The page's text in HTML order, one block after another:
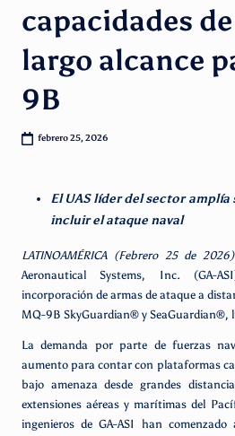
capacidades
largo alcance
9B
febrero 25, 2026
El UAS líder del sector
incluir el ataque naval
LATINOAMÉRICA (Febrero 25
Aeronautical Systems, Inc. (GA-
incorporación de armas de ataque a
MQ-9B SkyGuardian® y SeaGuardian®,
La demanda por parte de fuerzas
aumento para contar con plataformas
bajo amenaza desde grandes
extensiones aéreas y marítimas del
ingenieros de GA-ASI han